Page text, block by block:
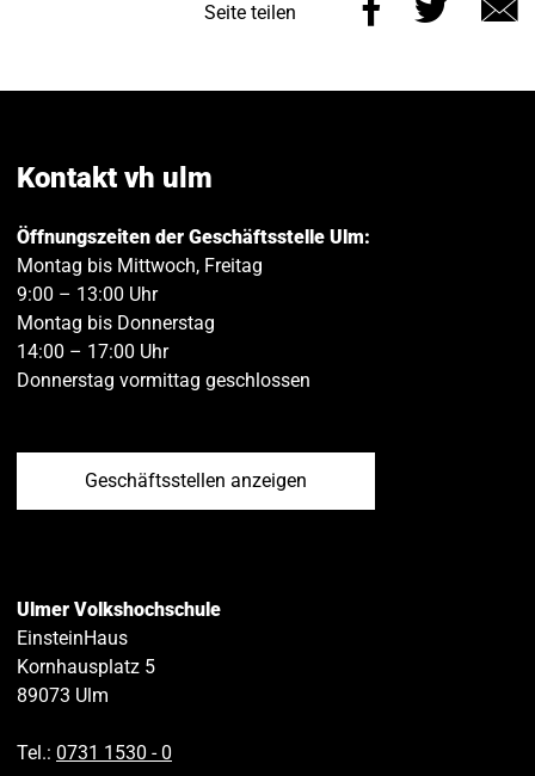
Seite teilen
auf auf
Kontakt vh ulm
Öffnungszeiten der Geschäftsstelle Ulm:
Montag bis Mittwoch, Freitag
9:00 – 13:00 Uhr
Montag bis Donnerstag
14:00 – 17:00 Uhr
Donnerstag vormittag geschlossen
Geschäftsstellen anzeigen
Ulmer Volkshochschule
EinsteinHaus
Kornhausplatz 5
89073 Ulm
Tel.: 0731 1530 ‑ 0